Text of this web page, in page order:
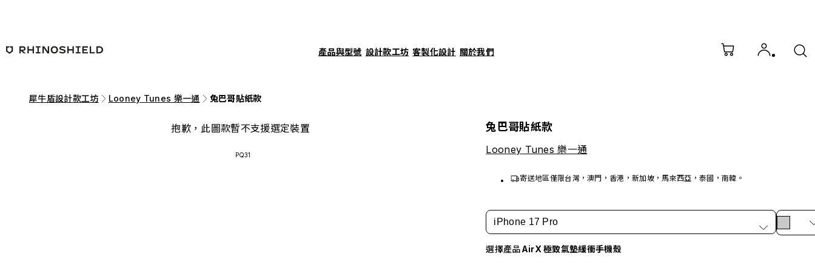
產品與型號 設計款工坊 客製化設計 關於我們
犀牛盾設計款工坊 Looney Tunes 樂一通 兔巴哥貼紙款
抱歉，此圖款暫不支援選定裝置
PQ31
兔巴哥貼紙款
Looney Tunes 樂一通
寄送地區僅限台灣，澳門，香港，新加坡，馬來西亞，泰國，南韓。
iPhone 17 Pro
選擇產品AirX 極致氣墊緩衝手機殼